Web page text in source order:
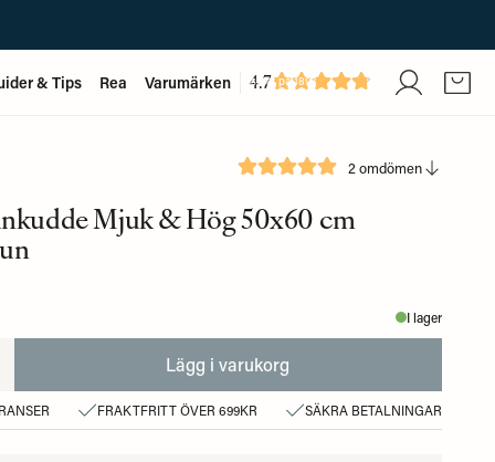
& Tips Rea Varumärken 4.7
Baserat på1893
2 omdömen
Mjuk & Hög 50x60 cm
I lager
Lägg i varukorg
FRAKTFRITT ÖVER 699KR SÄKRA BETALNINGAR